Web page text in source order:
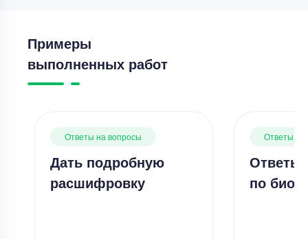
Примеры
выполненных работ
Ответы на вопросы
Дать подробную
расшифровку
Ответы на
Ответы
по